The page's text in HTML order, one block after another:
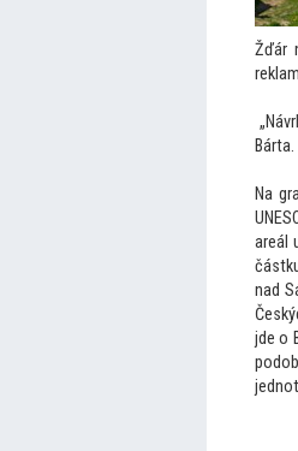
Žďár
Bárta.
Na
areál
nad
jde o